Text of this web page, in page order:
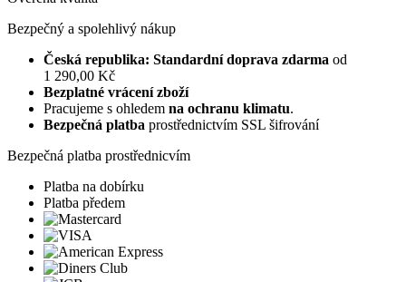
Bezpečný a spolehlivý nákup
Česká republika: Standardní doprava zdarma od
1 290,00 Kč
Bezplatné vrácení zboží
Pracujeme s ohledem na ochranu klimatu.
Bezpečná platba prostřednictvím SSL šifrování
Bezpečná platba prostřednicvím
Platba na dobírku
Platba předem